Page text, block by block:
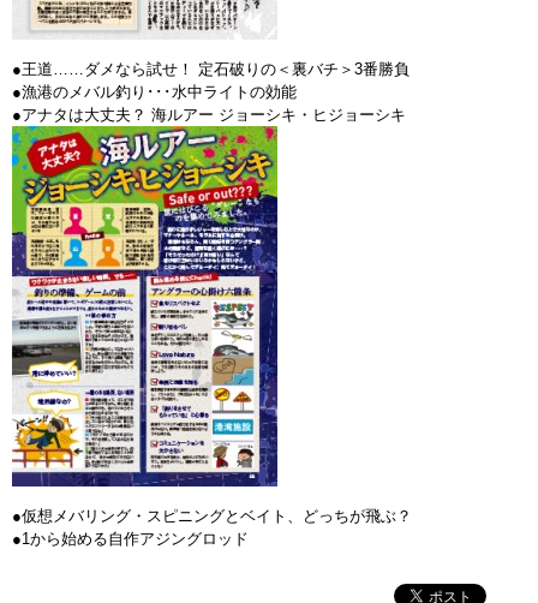
●王道……ダメなら試せ！ 定石破りの＜裏バチ＞3番勝負
●漁港のメバル釣り･･･水中ライトの効能
●アナタは大丈夫？ 海ルアー ジョーシキ・ヒジョーシキ
●仮想メバリング・スピニングとベイト、どっちが飛ぶ？
●1から始める自作アジングロッド